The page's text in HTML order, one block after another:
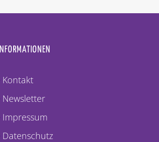
INFORMATIONEN
Kontakt
Newsletter
Impressum
Datenschutz